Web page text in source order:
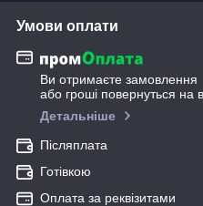
Умови оплати
Ви отримаєте замовлення
або гроші повернуться на
Детальніше
Післяплата
Готівкою
Оплата за реквізитами